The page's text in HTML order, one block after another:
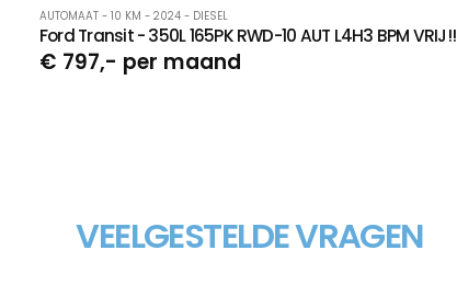
AUTOMAAT - 10 KM - 2024 - DIESEL
Ford Transit - 350L 165PK RWD-10 AUT L4H3 BPM VRIJ!!
€ 797,- per maand
VEELGESTELDE VRAGEN